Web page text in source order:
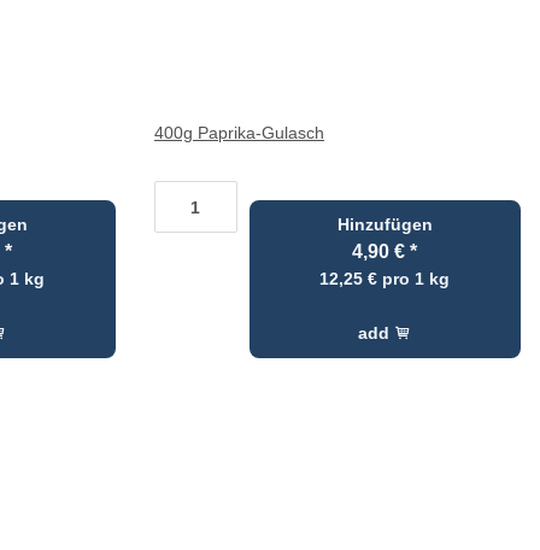
*
1 kg
400g Paprika-Gulasch
Hinzufügen
4,90 €*
12,25 € pro 1 kg
add